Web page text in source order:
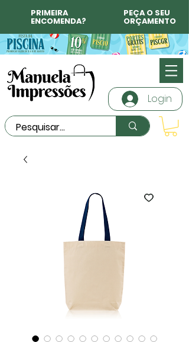
PRIMEIRA
ENCOMENDA?
PEÇA O SEU
ORÇAMENTO
Login